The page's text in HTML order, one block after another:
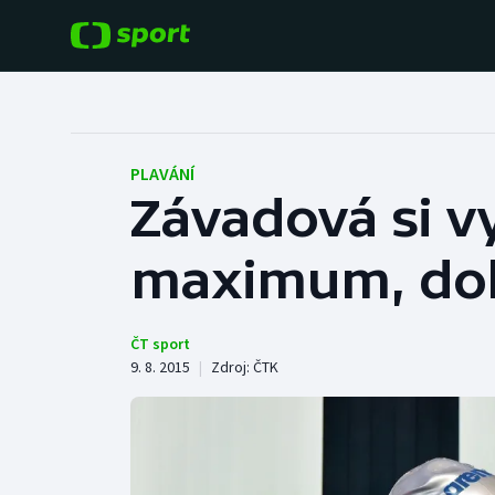
Hokej
Tenis
Cyklistika
Baseball a softbal
Basketbal
Boby a skeleton
PLAVÁNÍ
Závadová si
maximum,
ČT sport
9. 8. 2015 | Zdroj: ČTK